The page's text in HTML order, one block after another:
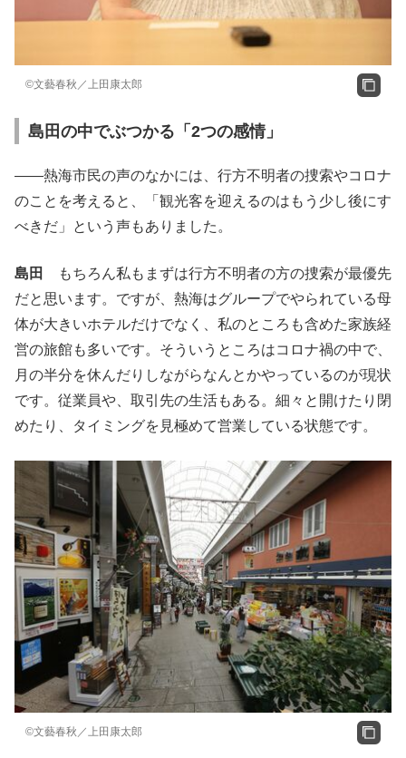
©文藝春秋／上田康太郎
島田の中でぶつかる「2つの感情」
――熱海市民の声のなかには、行方不明者の捜索やコロナ
のことを考えると、「観光客を迎えるのはもう少し後にす
べきだ」という声もありました。
島田
もちろん私もまずは行方不明者の方の捜索が最優先
だと思います。ですが、熱海はグループでやられている母
体が大きいホテルだけでなく、私のところも含めた家族経
営の旅館も多いです。そういうところはコロナ禍の中で、
月の半分を休んだりしながらなんとかやっているのが現状
です。従業員や、取引先の生活もある。細々と開けたり閉
めたり、タイミングを見極めて営業している状態です。
©文藝春秋／上田康太郎